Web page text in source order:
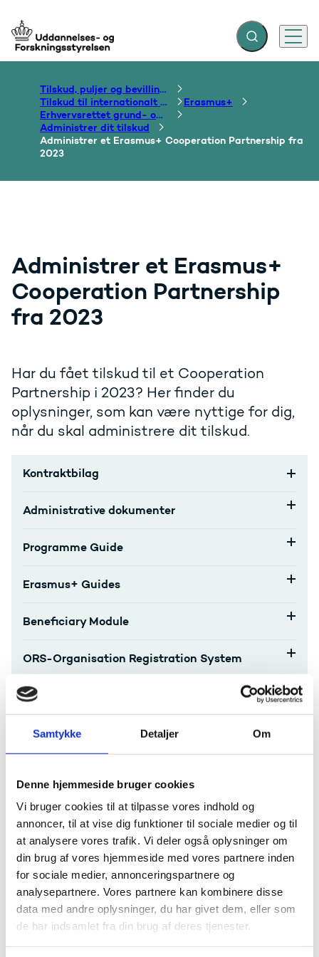
Samtykke Detaljer Om
Denne hjemmeside bruger cookies
Vi bruger cookies til at tilpasse vores indhold og
annoncer, til at vise dig funktioner til sociale medier og til
at analysere vores trafik. Vi deler også oplysninger om
din brug af vores hjemmeside med vores partnere inden
for sociale medier, annonceringspartnere og
analysepartnere. Vores partnere kan kombinere disse
data med andre oplysninger, du har givet dem, eller som
de har indsamlet fra din brug af deres tjenester.
Gå til forsiden Fold søgefelt ud
Menu
Tilskud, puljer og bevillinger
Tilskud til internationalt samarbejde om uddannelse
Erasmus+
Erhvervsrettet grund- og efteruddannelse
Administrer dit tilskud
Administrer et Erasmus+ Cooperation Partnership fra
2023
Administrer et Erasmus+
Cooperation Partnership
fra 2023
Har du fået tilskud til et Cooperation
Partnership i 2023? Her finder du
oplysninger, som kan være nyttige for dig,
når du skal administrere dit tilskud.
Kontraktbilag
Administrative dokumenter
Programme Guide
Erasmus+ Guides
Beneficiary Module
ORS-Organisation Registration System
Formidling af dit projekt
Interim
Behandling af data og personoplysninger
Klagevejledning
Hjælp til administration
Har du spørgsmål til afrapportering eller bilag,
kontaktBevillingsenheden Svendborg